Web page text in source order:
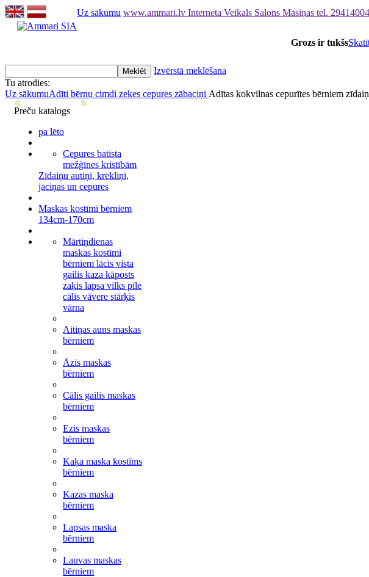
Uz sākumu www.ammari.lv Interneta Veikals Salons Māsiņas tel. 29414004
Grozs ir tukšs
Izvērstā meklēšana
Tu atrodies:
Uz sākumuAdīti bērnu cimdi zekes cepures zābaciņi Adītas kokvilnas cepurītes bērniem
Preču katalogs
pa lēto
Cepures batista
mežģīnes kristībām
Zīdaiņu autiņi, krekliņi,
jaciņas un cepures
Maskas kostīmi bērniem
134cm-170cm
Mārtiņdienas
maskas kostīmi
bērniem lācis vista
gailis kaza kāposts
zaķis lapsa vilks pīle
cālis vāvere stārķis
vārna
Aitiņas auns maskas
bērniem
Āzis maskas
bērniem
Cālis gailis maskas
bērniem
Ezis maskas
bērniem
Kaķa maska kostīms
bērniem
Kazas maska
bērniem
Lapsas maska
bērniem
Lauvas maskas
bērniem